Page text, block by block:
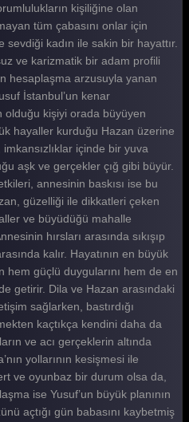
kişiliğine olan
tüm çabasını onlar için
sevdiği kadın ile sakin bir hayattır.
ve karizmatik bir adam profili
hesaplaşma arzusuyla yanan
İstanbul’un kenar
olduğu kişiyi orada büyüyen
hayaller kurduğu Hazan üzerine
içinde bir yuva
aşk ve gerçekler çığ gibi büyür.
annesinin baskısı ise bu
güzelliği ile dikkatleri çeken
ve büyüdüğü mahalle
hırsları arasında sıkışıp
kalır. Hayatının en büyük
hem güçlü duygularını hem de en
getirir. Dila ve Hazan arasındaki
sağlarken, bastırdığı
kaçtıkça kendini daha da
ve acı gerçeklerin altında
yollarının kesişmesi ile
ve oyunbaz bir durum olsa da,
ise Yusuf’un büyük planının
açtığı gün babasını kaybetmiş